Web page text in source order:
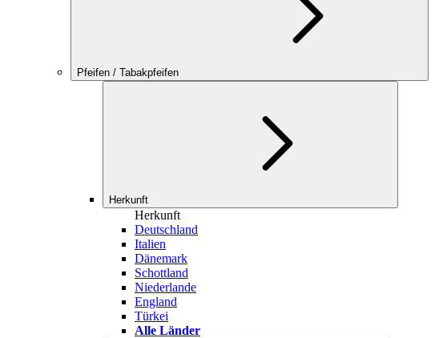
Pfeifen / Tabakpfeifen
Herkunft
Herkunft
Deutschland
Italien
Dänemark
Schottland
Niederlande
England
Türkei
Alle Länder